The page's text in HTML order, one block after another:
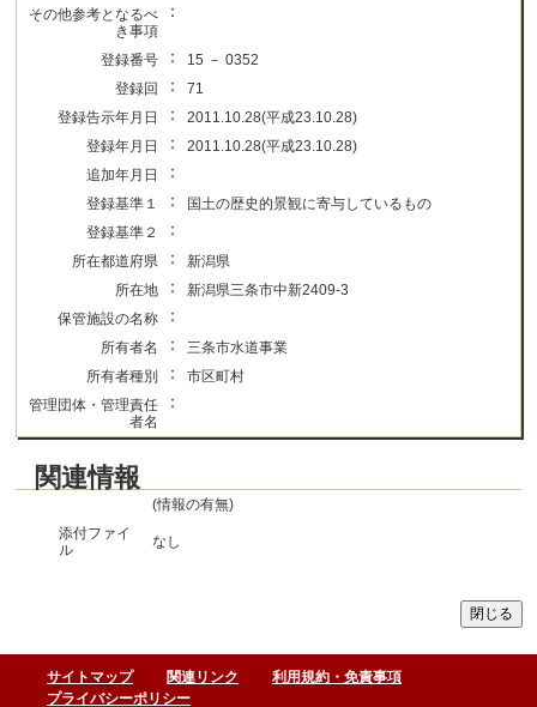
その他参考となるべ
き事項
：
登録番号 ：
15 － 0352
登録回
：
71
登録告示年月日
：
2011.10.28(平成23.10.28)
登録年月日
：
2011.10.28(平成23.10.28)
追加年月日
：
登録基準１ ：
国土の歴史的景観に寄与しているもの
登録基準２
：
所在都道府県 ：
新潟県
所在地
：
新潟県三条市中新2409-3
保管施設の名称
：
所有者名 ：
三条市水道事業
所有者種別
：
市区町村
管理団体・管理責任
者名
：
関連情報
(情報の有無)
添付ファイ
ル
なし
サイトマップ 関連リンク
利用規約・免責事項
プライバシーポリシー